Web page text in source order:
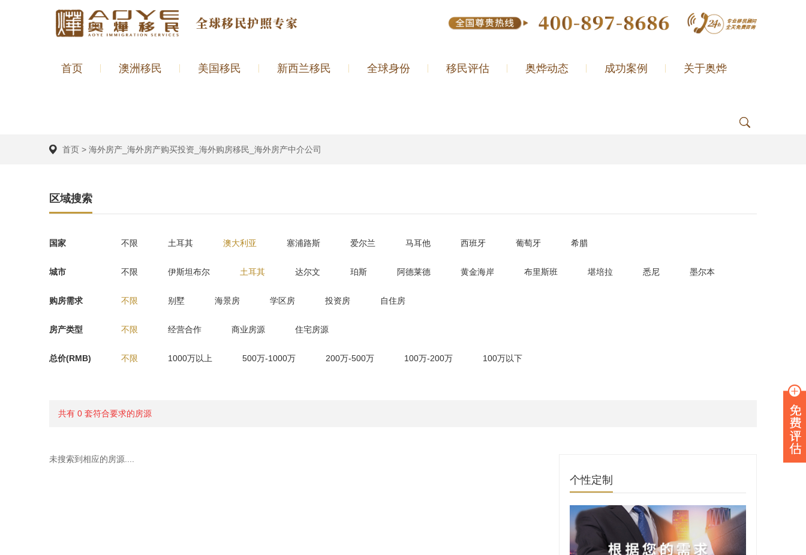
首页 澳洲移民 美国移民 新西兰移民 全球身份 移民评估 奥烨动态 成功案例 关于奥烨
首页 > 海外房产_海外房产购买投资_海外购房移民_海外房产中介公司
区域搜索
国家 不限 土耳其 澳大利亚 塞浦路斯 爱尔兰 马耳他 西班牙 葡萄牙 希腊
城市 不限 伊斯坦布尔 土耳其 达尔文 珀斯 阿德莱德 黄金海岸 布里斯班 堪培拉 悉尼 墨尔本
购房需求 不限 别墅 海景房 学区房 投资房 自住房
房产类型 不限 经营合作 商业房源 住宅房源
总价(RMB) 不限 1000万以上 500万-1000万 200万-500万 100万-200万 100万以下
共有 0 套符合要求的房源
未搜索到相应的房源....
个性定制